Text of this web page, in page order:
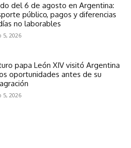
del 6 de agosto en Argentina:
público, pagos y diferencias
no laborables
5, 2026
papa León XIV visitó Argentina
oportunidades antes de su
5, 2026